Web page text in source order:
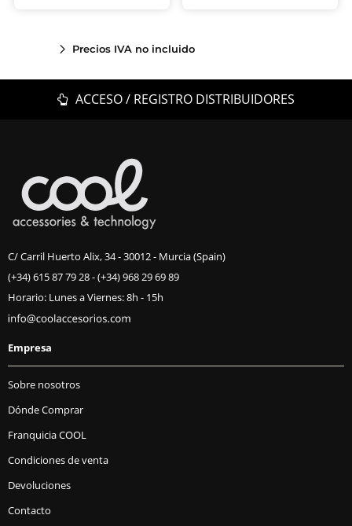
Precios IVA no incluido
ACCESO / REGISTRO DISTRIBUIDORES
C/ Carril Huerto Alix, 34 - 30012 - Murcia (Spain)
(+34) 615 87 79 28-(+34) 968 29 69 89
Horario: Lunes a Viernes: 8h - 15h
Empresa
Sobre nosotros
Dónde Comprar
Franquicia COOL
Condiciones de venta
Devoluciones
Contacto